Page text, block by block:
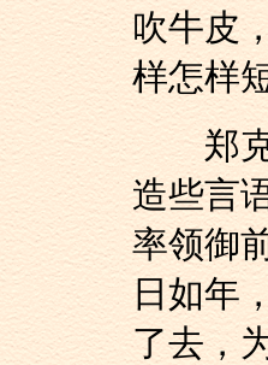
吹牛皮
样怎样
郑克*
造些言
率领御
日如年
了去，